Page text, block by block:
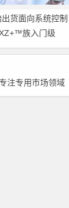
货面向系统控制
族入门级
搭载Arm
内核的标准微控
样品
注专用市场领域